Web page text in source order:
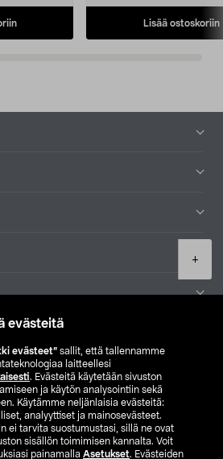
evästeitä
evästeet” sallit, että tallennamme
laitteellesi
. Evästeitä käytetään sivuston
ja käytön analysointiin sekä
Käytämme neljänlaisia evästeitä:
analyyttiset ja mainosevästeet.
ei tarvita suostumustasi, sillä ne ovat
sisällön toimimisen kannalta. Voit
painamalla Asetukset. Evästeiden
+
Lisää ostoskoriin
Etsi myymälä
SE NO FI
FI SV